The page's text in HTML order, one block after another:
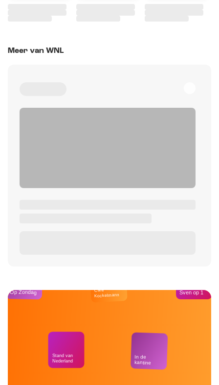
Meer van WNL
Op Zondag
Stand van
Nederland
Café
Kockelmann
In de
kantine
Sven op 1